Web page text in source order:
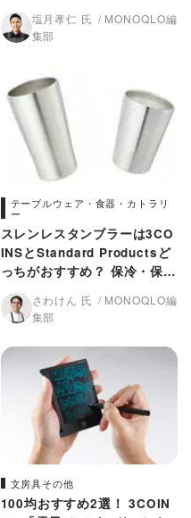
塩月孝仁 氏
MONOQLO編
集部
テーブルウェア・食器・カトラリ
ー
スレンレスタンブラーは3CO
INSとStandard Productsど
っちがおすすめ？ 保冷・保温
力を比較
さわけん 氏
MONOQLO編
集部
文房具その他
100均おすすめ2選！ 3COIN